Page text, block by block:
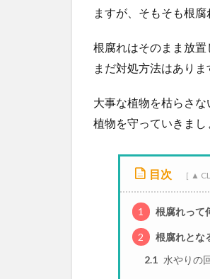
ますが、そもそも根
根腐れはそのまま放
まだ対処方法はありま
大事な植物を枯らさ
植物を守っていきまし
目次
1 根腐れって
2
根腐れとな
2.1 水やりの